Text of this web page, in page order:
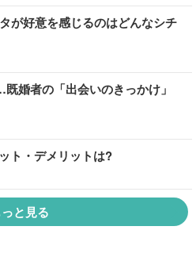
が好意を感じるのはどんなシチ
婚者の「出会いのきっかけ」
ト・デメリットは?
と見る